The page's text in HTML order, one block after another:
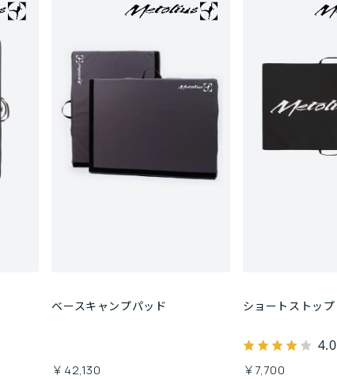
ベースキャンプパッド
￥42,130
ショートストップ
4.0
￥7,700